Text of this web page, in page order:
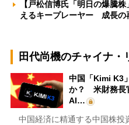
【戸松信博氏「明日の爆騰
えるキープレーヤー 成長
田代尚機のチャイナ・
中国「Kimi K3
か？ 米財務長
AI…
中国経済に精通する中国株投